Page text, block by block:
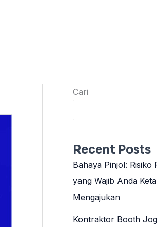
Cari
Recent Posts
Bahaya Pinjol: Risiko
yang Wajib Anda
Mengajukan
Kontraktor Booth